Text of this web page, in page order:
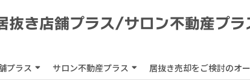
プラス サロン不動産プラス 居抜き売却をご検討のオ